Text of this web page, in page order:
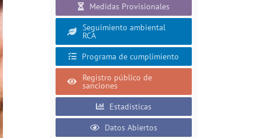
Medidas Provisionales
Seguimiento ambiental
RCA
Programa de cumplimiento
Registro público de
sanciones
Estadísticas
Datos Abiertos